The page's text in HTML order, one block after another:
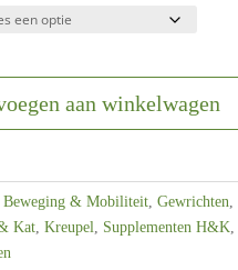
aan winkelwagen
Beweging & Mobiliteit,Gewrichten,
Kat,Kreupel, Supplementen H&K,